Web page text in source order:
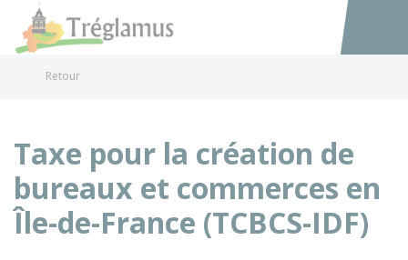
Accéder
Retour
Taxe pour la création de
bureaux et commerces en
Île-de-France (TCBCS-IDF)